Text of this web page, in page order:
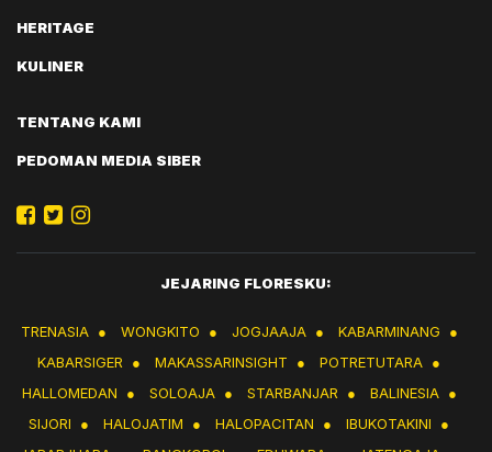
HERITAGE
KULINER
TENTANG KAMI
PEDOMAN MEDIA SIBER
JEJARING FLORESKU:
TRENASIA ● WONGKITO ● JOGJAAJA ● KABARMINANG
●
KABARSIGER ● MAKASSARINSIGHT ● POTRETUTARA ●
HALLOMEDAN
● SOLOAJA ● STARBANJAR ● BALINESIA ●
SIJORI
● HALOJATIM ● HALOPACITAN ● IBUKOTAKINI
●